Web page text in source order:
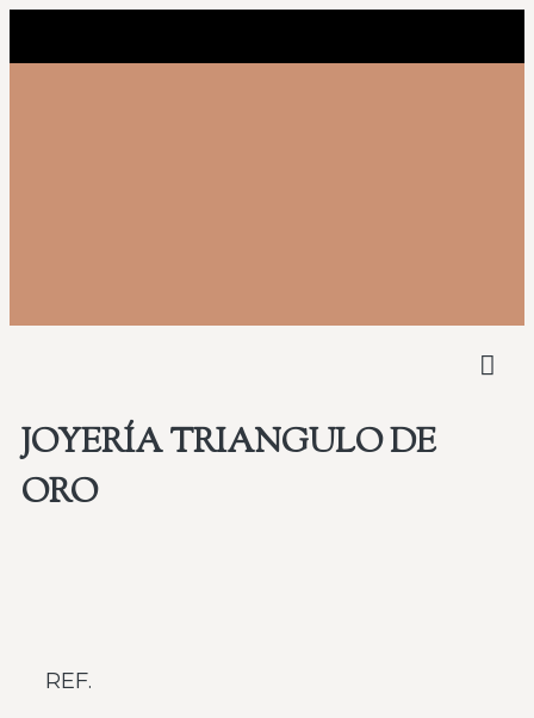
JOYERÍA TRIANGULO DE
ORO
REF.